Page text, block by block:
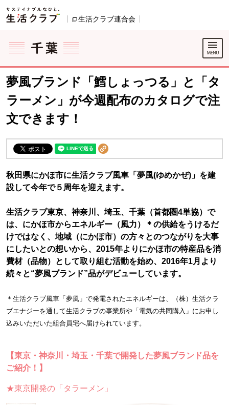
ページの先頭です。
生活クラブ連合会
ここからサイト内共通メニューです。
サイト内共通メニューをスキップする
サイト内共通メニューここまで。
夢風ブランド「鱈しょっつる」と「タ
ラーメン」が今週配布のカタログで注
文できます！
秋田県にかほ市に生活クラブ風車「夢風(ゆめかぜ)」を建
設して今年で５周年を迎えます。
生活クラブ東京、神奈川、埼玉、千葉（首都圏4単協）で
は、にかほ市からエネルギー（風力）＊の供給をうけるだ
けではなく、地域（にかほ市）の方々とのつながりを大事
にしたいとの想いから、2015年よりにかほ市の特産品を消
費材（品物）として取り組む活動を始め、2016年1月より
続々と“夢風ブランド”品がデビューしています。
＊生活クラブ風車「夢風」で発電されたエネルギーは、（株）生活クラ
ブエナジーを通して生活クラブの事業所や「電気の共同購入」にお申し
込みいただいた組合員宅へ届けられています。
【東京・神奈川・埼玉・千葉で開発した夢風ブランド品を
ご紹介！ 】
★東京開発の「タラーメン」